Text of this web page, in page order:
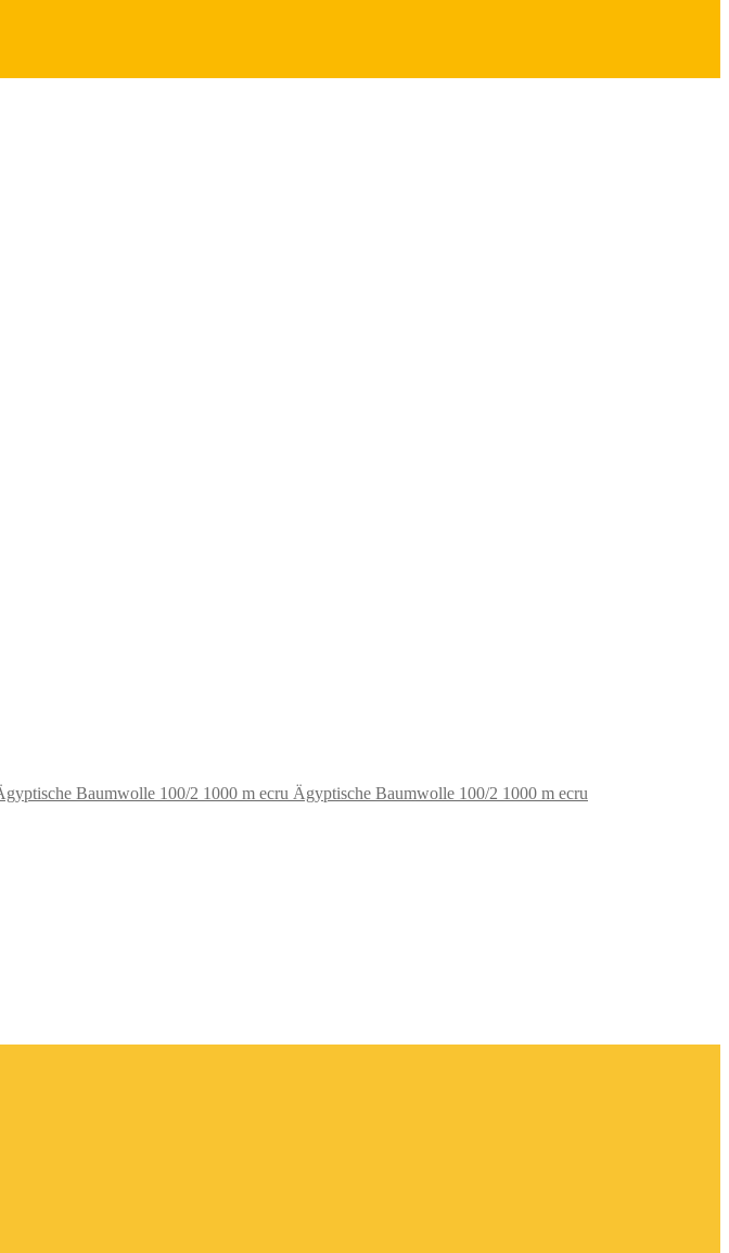
Ägyptische Baumwolle 100/2 1000 m ecru